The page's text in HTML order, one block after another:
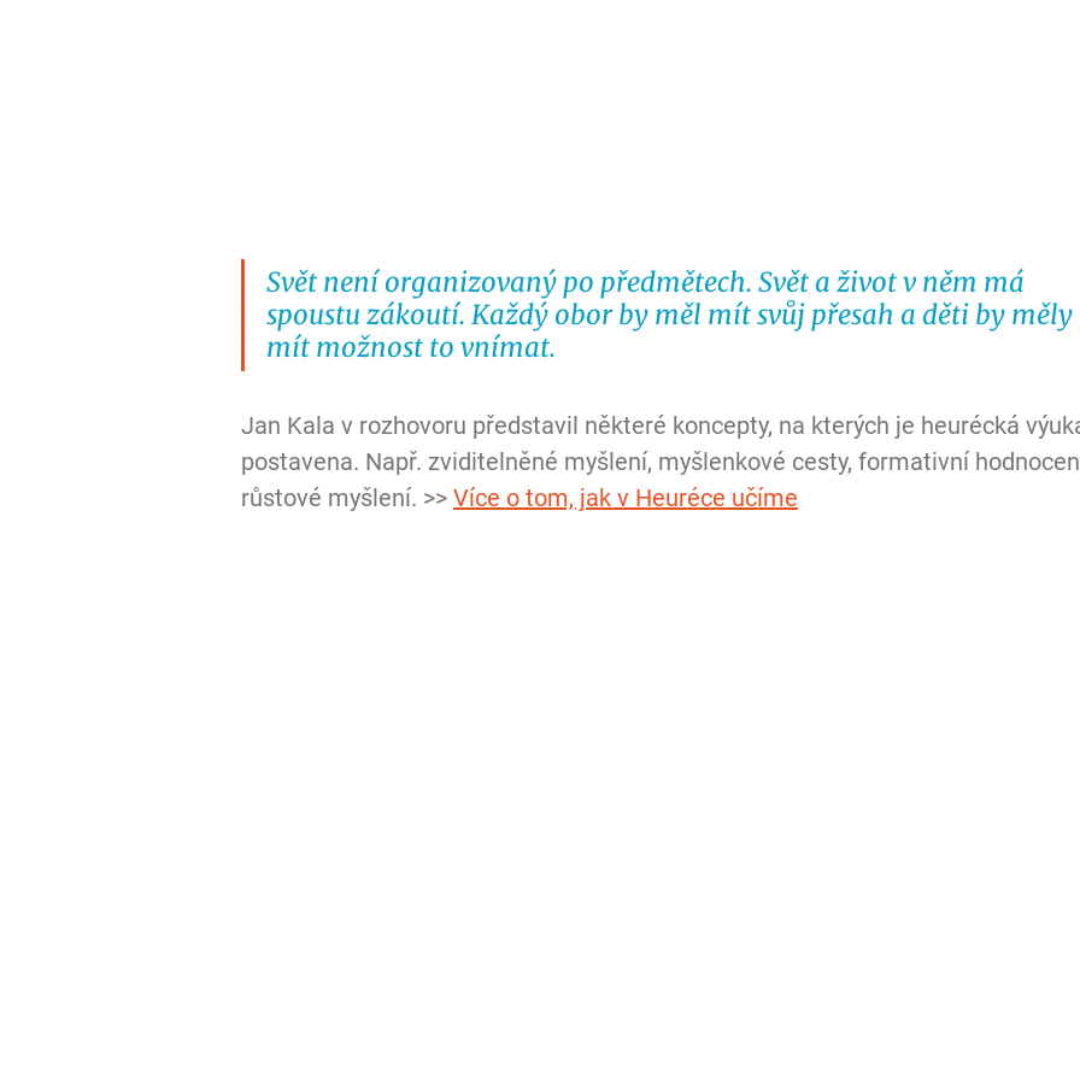
Svět není organizovaný po předmětech. Svět a život v něm má
spoustu zákoutí. Každý obor by měl mít svůj přesah a děti by měly
mít možnost to vnímat.
Jan Kala v rozhovoru představil některé koncepty, na kterých je heurécká
postavena. Např. zviditelněné myšlení, myšlenkové cesty, formativní
růstové myšlení. >> Více o tom, jak v Heuréce učíme